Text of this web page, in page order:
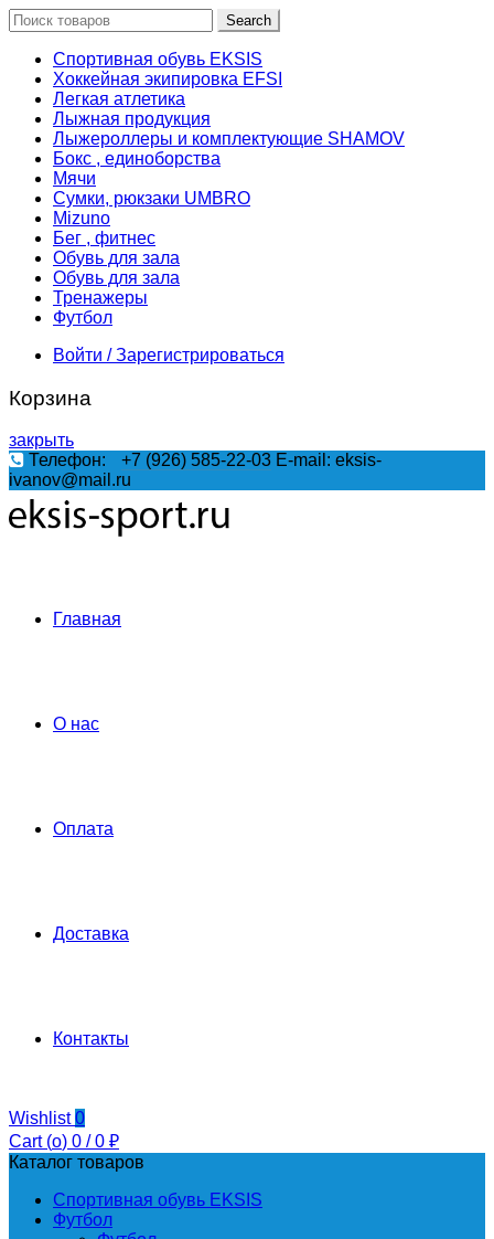
Search
Спортивная обувь EKSIS
Хоккейная экипировка EFSI
Легкая атлетика
Лыжная продукция
Лыжероллеры и комплектующие SHAMOV
Бокс , единоборства
Мячи
Сумки, рюкзаки UMBRO
Mizuno
Бег , фитнес
Обувь для зала
Обувь для зала
Тренажеры
Футбол
Войти / Зарегистрироваться
Корзина
закрыть
Телефон:
+7 (926) 585-22-03 E-mail: eksis-
ivanov@mail.ru
Главная
О нас
Оплата
Доставка
Контакты
Wishlist0
Cart (o) 0 / 0 ₽
Каталог товаров
Спортивная обувь EKSIS
Футбол